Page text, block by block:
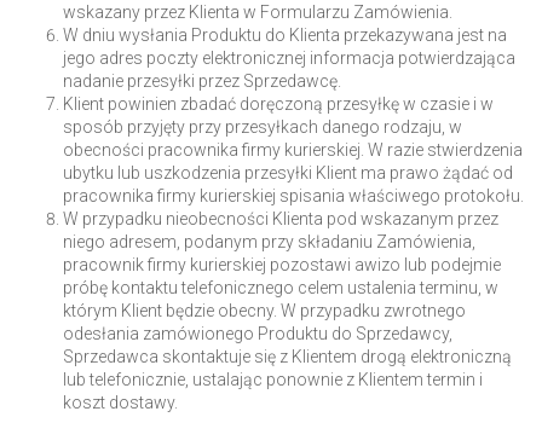
wskazany przez Klienta w Formularzu Zamówienia.
W dniu wysłania Produktu do Klienta przekazywana jest na
jego adres poczty elektronicznej informacja potwierdzająca
nadanie przesyłki przez Sprzedawcę.
Klient powinien zbadać doręczoną przesyłkę w czasie i w
sposób przyjęty przy przesyłkach danego rodzaju, w
obecności pracownika firmy kurierskiej. W razie stwierdzenia
ubytku lub uszkodzenia przesyłki Klient ma prawo żądać od
pracownika firmy kurierskiej spisania właściwego protokołu.
W przypadku nieobecności Klienta pod wskazanym przez
niego adresem, podanym przy składaniu Zamówienia,
pracownik firmy kurierskiej pozostawi awizo lub podejmie
próbę kontaktu telefonicznego celem ustalenia terminu, w
którym Klient będzie obecny. W przypadku zwrotnego
odesłania zamówionego Produktu do Sprzedawcy,
Sprzedawca skontaktuje się z Klientem drogą elektroniczną
lub telefonicznie, ustalając ponownie z Klientem termin i
koszt dostawy.